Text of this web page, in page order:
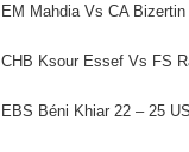
EM Mahdia Vs CA
CHB Ksour Essef Vs FS
EBS Béni Khiar 22 – 25